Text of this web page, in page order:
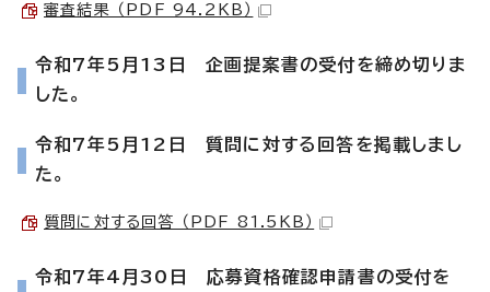
審査結果 （PDF 94.2KB）
令和7年5月13日 企画提案書の受付を締め切りま
した。
令和7年5月12日 質問に対する回答を掲載しまし
た。
質問に対する回答 （PDF 81.5KB）
令和7年4月30日 応募資格確認申請書の受付を